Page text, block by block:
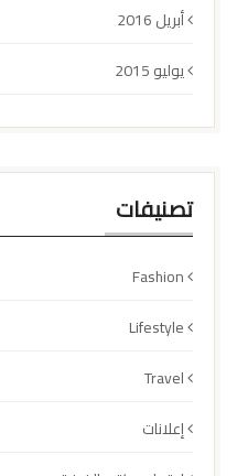
أبريل 2016
يوليو 2015
تصنيفات
Fashion
Lifestyle
Travel
إعلانات